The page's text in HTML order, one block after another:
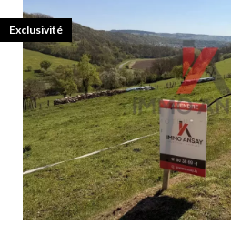
Exclusivité